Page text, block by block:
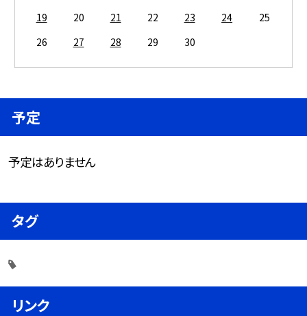
19
20 21 22 23 24
25
26
27 28 29 30
予定
予定はありません
タグ
リンク